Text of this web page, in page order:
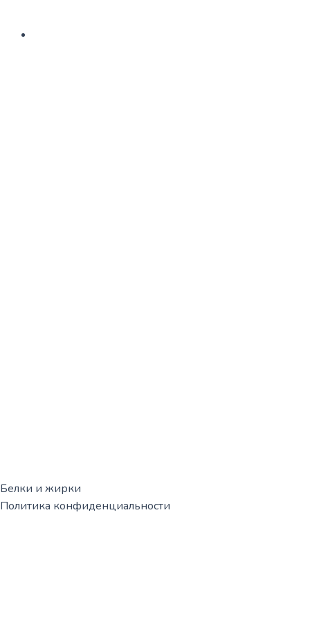
Белки и жирки
Политика конфиденциальности